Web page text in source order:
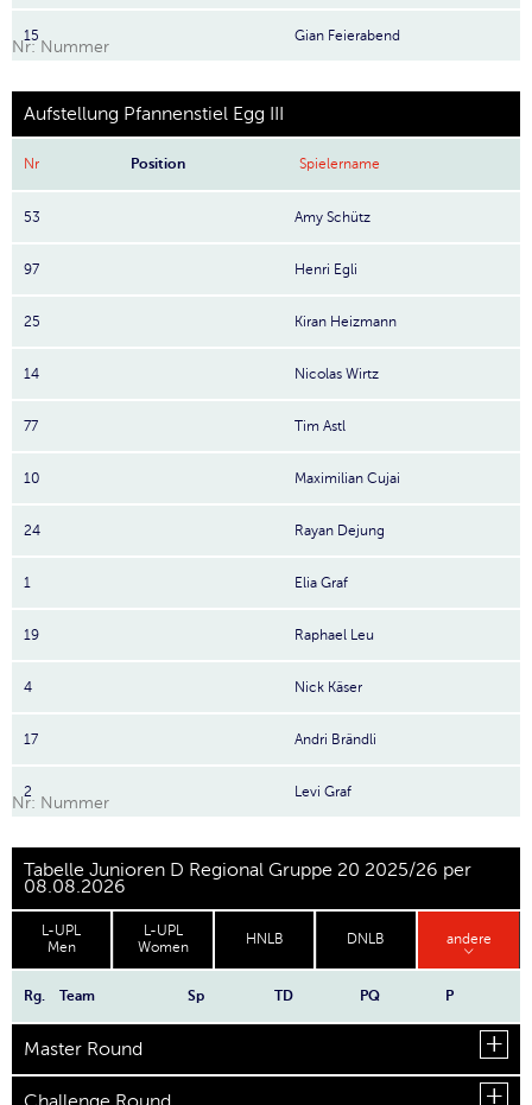
15 Gian Feierabend
Nr: Nummer
Aufstellung Pfannenstiel Egg III
Nr Position Spielername
53 Amy Schütz
97 Henri Egli
25 Kiran Heizmann
14 Nicolas Wirtz
77 Tim Astl
10 Maximilian Cujai
24 Rayan Dejung
1 Elia Graf
19 Raphael Leu
4 Nick Käser
17 Andri Brändli
2 Levi Graf
Nr: Nummer
Tabelle Junioren D Regional Gruppe 20 2025/26 per
08.08.2026
L-UPL
Men
L-UPL
Women
HNLB DNLB andere
Rg. Team Sp TD PQ P
Master Round